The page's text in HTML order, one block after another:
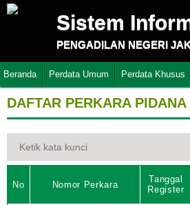
Sistem
PENGADILAN NEGERI
Beranda Perdata Umum Perdata Khusus
DAFTAR PERKARA
No Nomor Perkara
Tanggal
Register